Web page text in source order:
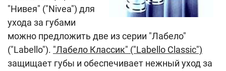
"Нивея" ("Nivea") для
ухода за губами
можно предложить две из серии "Лабело"
("Labello"). "Лабело Классик" ("Labello Classic")
защищает губы и обеспечивает нежный уход за